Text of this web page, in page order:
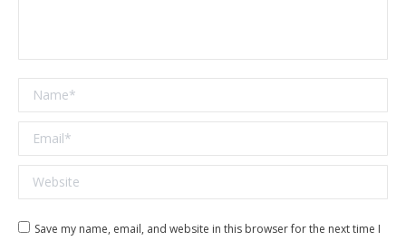
Name *
Email *
Website
Save my name, email, and website in this browser for the next time I